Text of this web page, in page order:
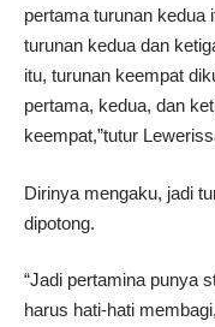
pertama turunan kedua
turunan kedua dan
itu, turunan keempat
pertama, kedua, dan
keempat,”tutur
Dirinya mengaku, jadi
dipotong.
“Jadi pertamina punya
harus hati-hati